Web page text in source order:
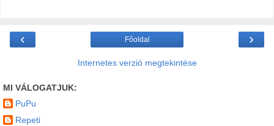
‹ ›
Főoldal
Internetes verzió megtekintése
MI VÁLOGATJUK:
PuPu
Repeti